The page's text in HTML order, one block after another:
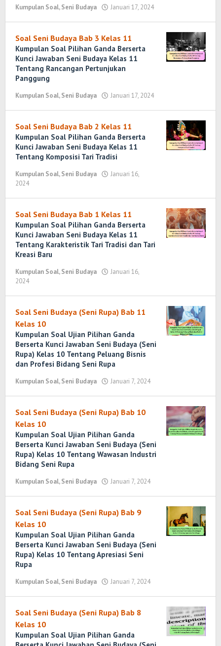
Kumpulan Soal,Seni Budaya Januari 17, 2024
Wirawan
Soal Seni Budaya Bab 3 Kelas 11
Kumpulan Soal Pilihan Ganda Berserta
Kunci Jawaban Seni Budaya Kelas 11
Tentang Rancangan Pertunjukan
Panggung
Kumpulan Soal,Seni Budaya Januari 17, 2024
Wirawan
Soal Seni Budaya Bab 2 Kelas 11
Kumpulan Soal Pilihan Ganda Berserta
Kunci Jawaban Seni Budaya Kelas 11
Tentang Komposisi Tari Tradisi
Kumpulan Soal,Seni Budaya
Januari 16,
2024
Wirawan
Soal Seni Budaya Bab 1 Kelas 11
Kumpulan Soal Pilihan Ganda Berserta
Kunci Jawaban Seni Budaya Kelas 11
Tentang Karakteristik Tari Tradisi dan Tari
Kreasi Baru
Kumpulan Soal,Seni Budaya
Januari 16,
2024
Wirawan
Soal Seni Budaya (Seni Rupa) Bab 11
Kelas 10
Kumpulan Soal Ujian Pilihan Ganda
Berserta Kunci Jawaban Seni Budaya (Seni
Rupa) Kelas 10 Tentang Peluang Bisnis
dan Profesi Bidang Seni Rupa
Kumpulan Soal,Seni Budaya Januari 7, 2024
Wirawan
Soal Seni Budaya (Seni Rupa) Bab 10
Kelas 10
Kumpulan Soal Ujian Pilihan Ganda
Berserta Kunci Jawaban Seni Budaya (Seni
Rupa) Kelas 10 Tentang Wawasan Industri
Bidang Seni Rupa
Kumpulan Soal,Seni Budaya Januari 7, 2024
Wirawan
Soal Seni Budaya (Seni Rupa) Bab 9
Kelas 10
Kumpulan Soal Ujian Pilihan Ganda
Berserta Kunci Jawaban Seni Budaya (Seni
Rupa) Kelas 10 Tentang Apresiasi Seni
Rupa
Kumpulan Soal,Seni Budaya Januari 7, 2024
Wirawan
Soal Seni Budaya (Seni Rupa) Bab 8
Kelas 10
Kumpulan Soal Ujian Pilihan Ganda